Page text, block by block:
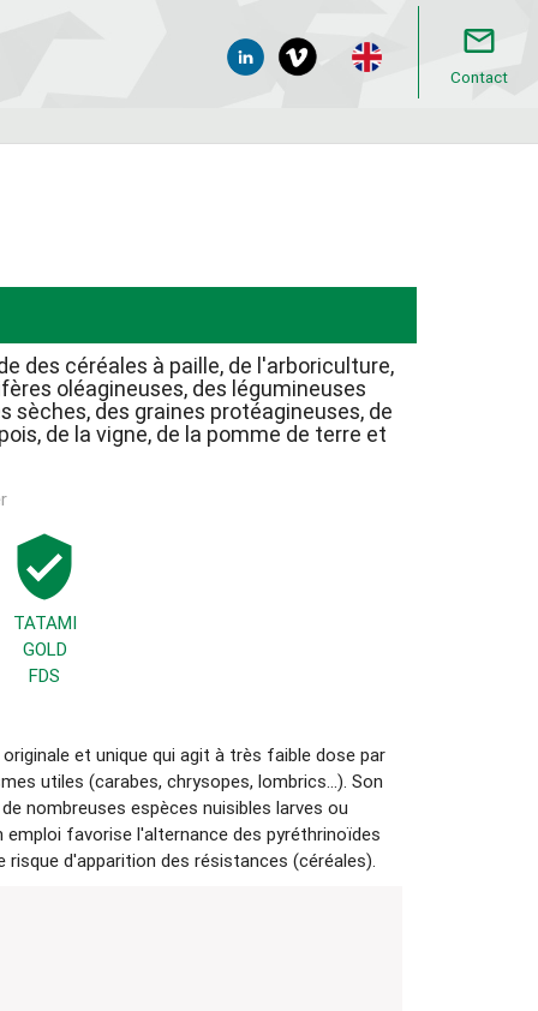
mail_outline
Contact
des céréales à paille, de l'arboriculture,
oléagineuses, des légumineuses
sèches, des graines protéagineuses, de
de la vigne, de la pomme de terre et
verified_user
TATAMI
GOLD
FDS
et unique qui agit à très faible dose par
utiles (carabes, chrysopes, lombrics...). Son
nombreuses espèces nuisibles larves ou
emploi favorise l'alternance des pyréthrinoïdes
d'apparition des résistances (céréales).